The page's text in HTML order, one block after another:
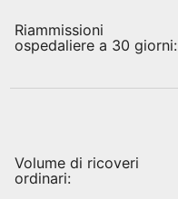
Riammissioni
ospedaliere a 30 giorni:
Volume di ricoveri
ordinari: